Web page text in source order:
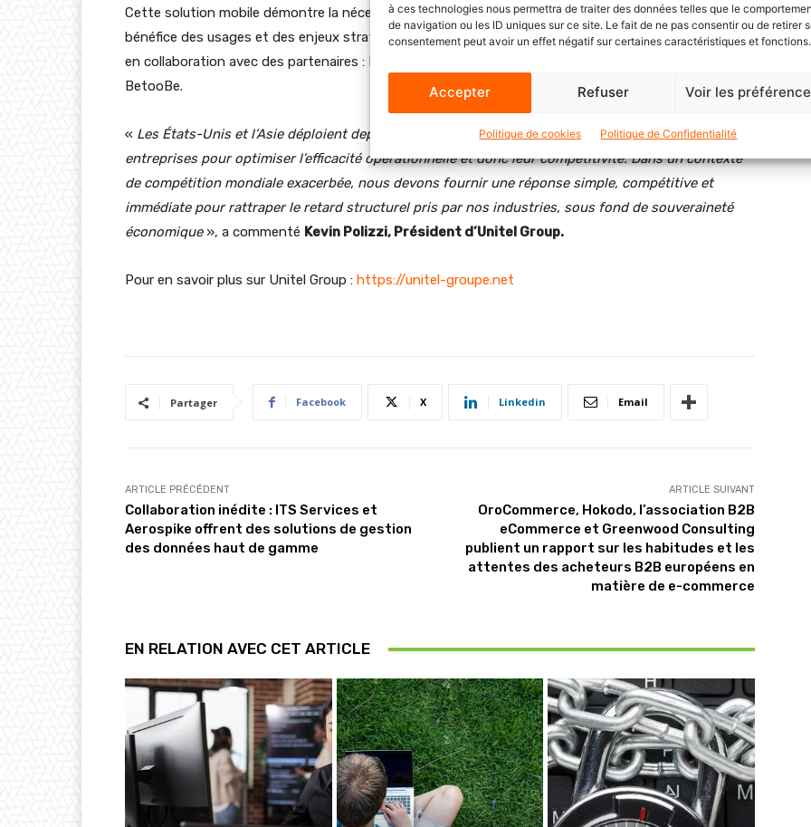
à ces technologies nous permettra de traiter des données telles que le
de navigation ou les ID uniques sur ce site. Le fait de ne pas consentir ou de retirer
consentement peut avoir un effet négatif sur certaines caractéristiques et fonctions.
Accepter Refuser Voir les
Politique de cookies Politique de Confidentialité
Cette solution mobile démontre la nécessaire alliance entre des compétences complémentaires au
bénéfice des usages et des enjeux stratégiques de l’entreprise. Cette solution inédite a été réalisée
en collaboration avec des partenaires : Firecell, Crosscall, Unitel Cloud, Sopra Steria, Syneor,
BetooBe.
« Les États-Unis et l’Asie déploient depuis plus de trois ans des réseaux 5G au cœur de toutes les
entreprises pour optimiser l’efficacité opérationnelle et donc leur compétitivité. Dans un contexte
de compétition mondiale exacerbée, nous devons fournir une réponse simple, compétitive et
immédiate pour rattraper le retard structurel pris par nos industries, sous fond de souveraineté
économique», a commenté Kevin Polizzi, Président d’Unitel Group.
Pour en savoir plus sur Unitel Group : https://unitel-groupe.net
Partager Facebook X Linkedin Email
ARTICLE PRÉCÉDENT
Collaboration inédite : ITS Services et
Aerospike offrent des solutions de gestion
des données haut de gamme
ARTICLE SUIVANT
OroCommerce, Hokodo, l’association B2B
eCommerce et Greenwood Consulting
publient un rapport sur les habitudes et les
attentes des acheteurs B2B européens en
matière de e-commerce
EN RELATION AVEC CET ARTICLE